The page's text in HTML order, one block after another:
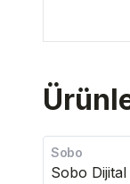
Sobo
Sobo